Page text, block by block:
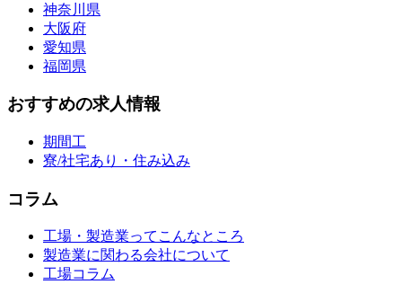
神奈川県
大阪府
愛知県
福岡県
おすすめの求人情報
期間工
寮/社宅あり・住み込み
コラム
工場・製造業ってこんなところ
製造業に関わる会社について
工場コラム